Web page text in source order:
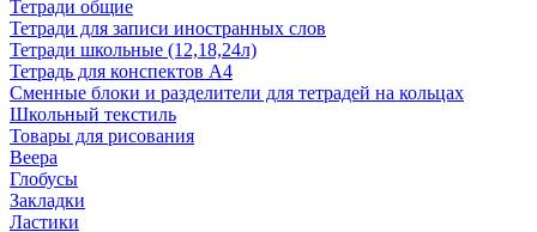
Тетради общие
Тетради для записи иностранных слов
Тетради школьные (12,18,24л)
Тетрадь для конспектов А4
Сменные блоки и разделители для тетрадей на кольцах
Школьный текстиль
Товары для рисования
Веера
Глобусы
Закладки
Ластики